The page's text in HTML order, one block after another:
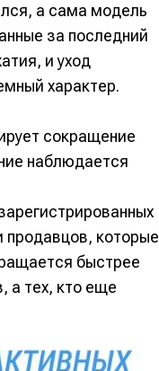
а сама модель
за последний
и уход
характер.
сокращение
наблюдается
продавцов, которые
быстрее
а тех, кто еще